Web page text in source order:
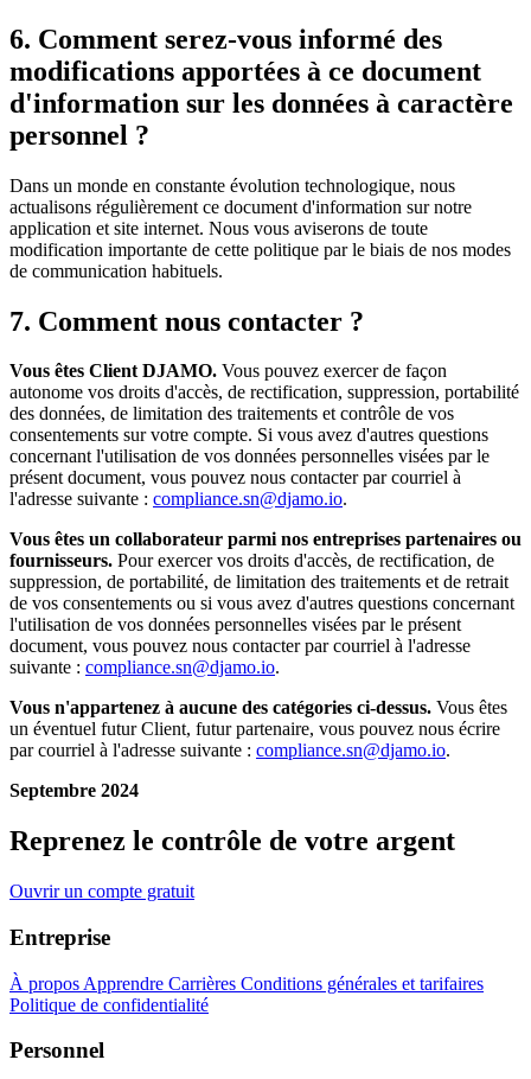
6. Comment serez-vous informé des
modifications apportées à ce document
d'information sur les données à caractère
personnel ?
Dans un monde en constante évolution technologique, nous
actualisons régulièrement ce document d'information sur notre
application et site internet. Nous vous aviserons de toute
modification importante de cette politique par le biais de nos modes
de communication habituels.
7. Comment nous contacter ?
Vous êtes Client DJAMO. Vous pouvez exercer de façon
autonome vos droits d'accès, de rectification, suppression, portabilité
des données, de limitation des traitements et contrôle de vos
consentements sur votre compte. Si vous avez d'autres questions
concernant l'utilisation de vos données personnelles visées par le
présent document, vous pouvez nous contacter par courriel à
l'adresse suivante : compliance.sn@djamo.io.
Vous êtes un collaborateur parmi nos entreprises partenaires ou
fournisseurs. Pour exercer vos droits d'accès, de rectification, de
suppression, de portabilité, de limitation des traitements et de retrait
de vos consentements ou si vous avez d'autres questions concernant
l'utilisation de vos données personnelles visées par le présent
document, vous pouvez nous contacter par courriel à l'adresse
suivante : compliance.sn@djamo.io.
Vous n'appartenez à aucune des catégories ci-dessus. Vous êtes
un éventuel futur Client, futur partenaire, vous pouvez nous écrire
par courriel à l'adresse suivante : compliance.sn@djamo.io.
Septembre 2024
Reprenez le contrôle de votre argent
Ouvrir un compte gratuit
Entreprise
À propos Apprendre Carrières Conditions générales et tarifaires
Politique de confidentialité
Personnel